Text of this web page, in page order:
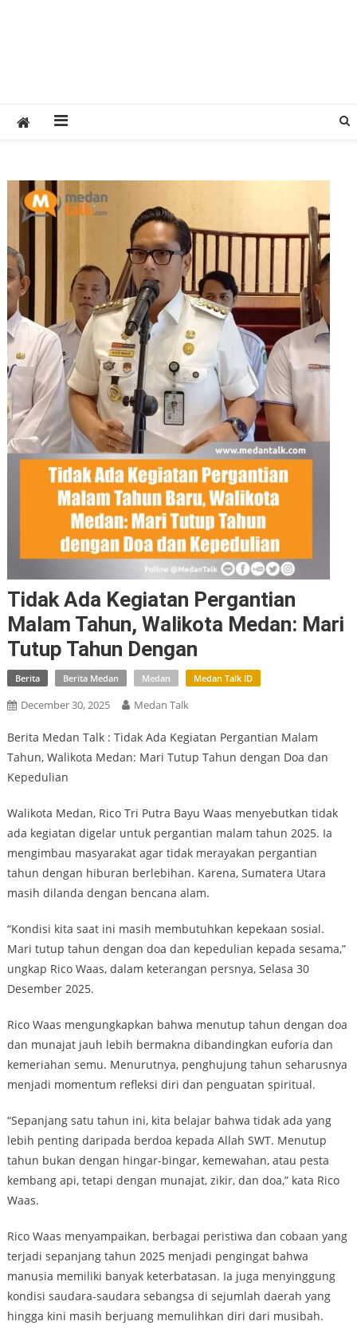
Tidak Ada Kegiatan Pergantian
Malam Tahun, Walikota Medan: Mari
Tutup Tahun Dengan
Berita Berita Medan Medan Medan Talk ID
December 30, 2025 Medan Talk
Berita Medan Talk : Tidak Ada Kegiatan Pergantian Malam
Tahun, Walikota Medan: Mari Tutup Tahun dengan Doa dan
Kepedulian
Walikota Medan, Rico Tri Putra Bayu Waas menyebutkan tidak
ada kegiatan digelar untuk pergantian malam tahun 2025. Ia
mengimbau masyarakat agar tidak merayakan pergantian
tahun dengan hiburan berlebihan. Karena, Sumatera Utara
masih dilanda dengan bencana alam.
“Kondisi kita saat ini masih membutuhkan kepekaan sosial.
Mari tutup tahun dengan doa dan kepedulian kepada sesama,”
ungkap Rico Waas, dalam keterangan persnya, Selasa 30
Desember 2025.
Rico Waas mengungkapkan bahwa menutup tahun dengan doa
dan munajat jauh lebih bermakna dibandingkan euforia dan
kemeriahan semu. Menurutnya, penghujung tahun seharusnya
menjadi momentum refleksi diri dan penguatan spiritual.
“Sepanjang satu tahun ini, kita belajar bahwa tidak ada yang
lebih penting daripada berdoa kepada Allah SWT. Menutup
tahun bukan dengan hingar-bingar, kemewahan, atau pesta
kembang api, tetapi dengan munajat, zikir, dan doa,” kata Rico
Waas.
Rico Waas menyampaikan, berbagai peristiwa dan cobaan yang
terjadi sepanjang tahun 2025 menjadi pengingat bahwa
manusia memiliki banyak keterbatasan. Ia juga menyinggung
kondisi saudara-saudara sebangsa di sejumlah daerah yang
hingga kini masih berjuang memulihkan diri dari musibah.